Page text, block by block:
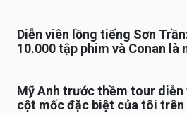
Diễn viên lồng tiếng Sơn
10.000 tập phim và Conan là
Mỹ Anh trước thềm tour diễn
cột mốc đặc biệt của tôi trên